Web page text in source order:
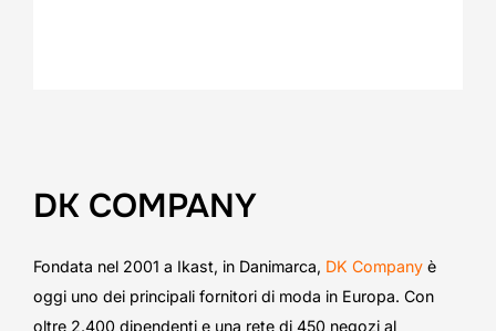
DK COMPANY
Fondata nel 2001 a Ikast, in Danimarca, DK Company è
oggi uno dei principali fornitori di moda in Europa. Con
oltre 2.400 dipendenti e una rete di 450 negozi al